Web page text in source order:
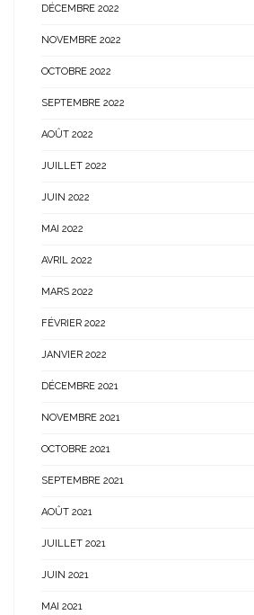
DÉCEMBRE 2022
NOVEMBRE 2022
OCTOBRE 2022
SEPTEMBRE 2022
AOÛT 2022
JUILLET 2022
JUIN 2022
MAI 2022
AVRIL 2022
MARS 2022
FÉVRIER 2022
JANVIER 2022
DÉCEMBRE 2021
NOVEMBRE 2021
OCTOBRE 2021
SEPTEMBRE 2021
AOÛT 2021
JUILLET 2021
JUIN 2021
MAI 2021